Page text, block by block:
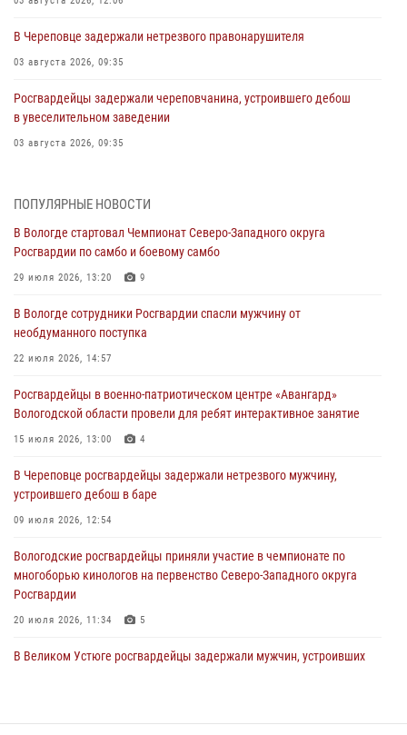
В Череповце задержали нетрезвого правонарушителя
03 августа 2026, 09:35
Росгвардейцы задержали череповчанина, устроившего дебош
в увеселительном заведении
03 августа 2026, 09:35
товаров из магазина
В Вологде определились победители и призеры Чемпионатов
Северо-Западного округа Росгвардии по спортивному и боевому
03 августа 2026, 08:54 1
ЗА МИНУВШУЮ НЕДЕЛЮ СОТРУДНИКАМИ ВНЕВЕДОМСТВЕННОЙ
ПРАВОНАРУШИТЕЛЯ
02 августа 2026, 10:37
нарушителя на питбайке
31 июля 2026, 06:43
ПОПУЛЯРНЫЕ НОВОСТИ
В Вологде стартовал Чемпионат Северо-Западного округа
Росгвардии по самбо и боевому самбо
29 июля 2026, 13:20 9
В Вологде сотрудники Росгвардии спасли мужчину от
необдуманного поступка
22 июля 2026, 14:57
Росгвардейцы в военно-патриотическом центре «Авангард»
Вологодской области провели для ребят интерактивное занятие
15 июля 2026, 13:00 4
В Череповце росгвардейцы задержали нетрезвого мужчину,
устроившего дебош в баре
09 июля 2026, 12:54
Вологодские росгвардейцы приняли участие в чемпионате по
многоборью кинологов на первенство Северо-Западного округа
Росгвардии
20 июля 2026, 11:34 5
В Великом Устюге росгвардейцы задержали мужчин, устроивших